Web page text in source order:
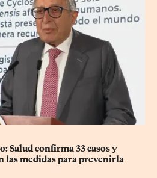
Salud confirma 33 casos y
las medidas para prevenirla